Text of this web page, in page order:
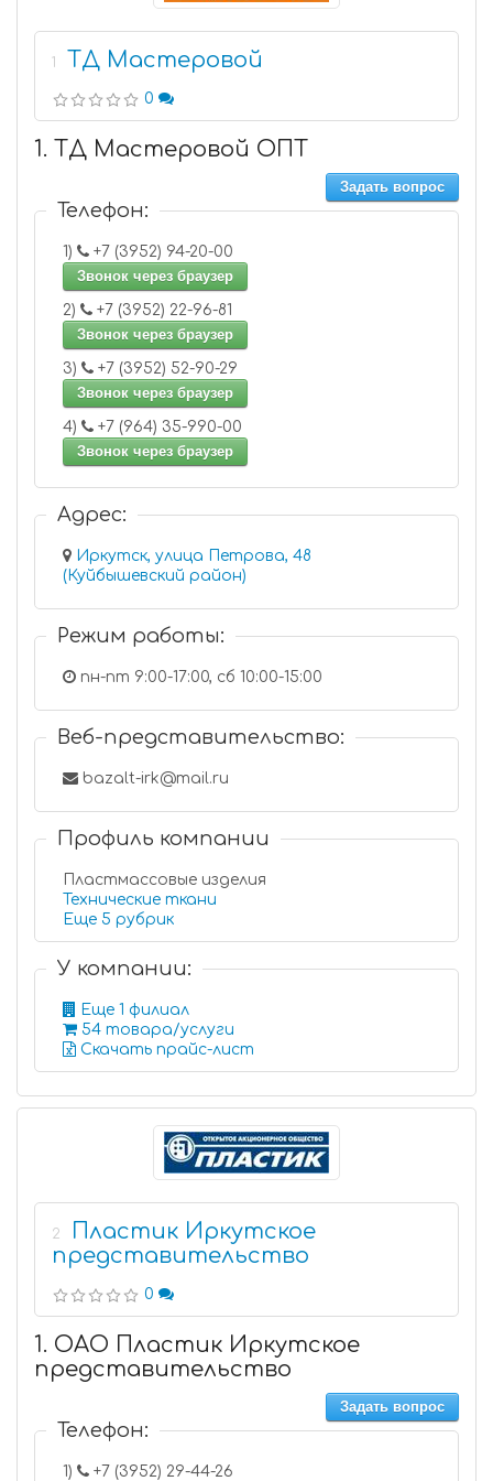
1 ТД Мастеровой
0
1. ТД Мастеровой ОПТ
Задать вопрос
Телефон:
1)
+7 (3952) 94-20-00
Звонок через браузер
2)
+7 (3952) 22-96-81
Звонок через браузер
3)
+7 (3952) 52-90-29
Звонок через браузер
4)
+7 (964) 35-990-00
Звонок через браузер
Адрес:
Иркутск, улица Петрова, 48
(Куйбышевский район)
Режим работы:
пн-пт 9:00-17:00, сб 10:00-15:00
Веб-представительство:
bazalt-irk@mail.ru
Профиль компании
Пластмассовые изделия
Технические ткани
Еще 5 рубрик
У компании:
Еще 1 филиал
54 товара/услуги
Скачать прайс-лист
2
Пластик Иркутское
представительство
0
1. ОАО Пластик Иркутское
представительство
Задать вопрос
Телефон:
1)
+7 (3952) 29-44-26